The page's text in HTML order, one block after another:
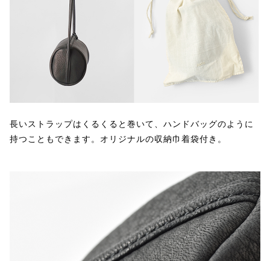
長いストラップはくるくると巻いて、ハンドバッグのように
持つこともできます。オリジナルの収納巾着袋付き。